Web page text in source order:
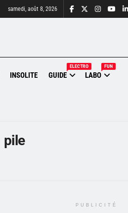
samedi, août 8, 2026
INSOLITE GUIDE
ELECTRO
LABO
FUN
pile
PUBLICITÉ